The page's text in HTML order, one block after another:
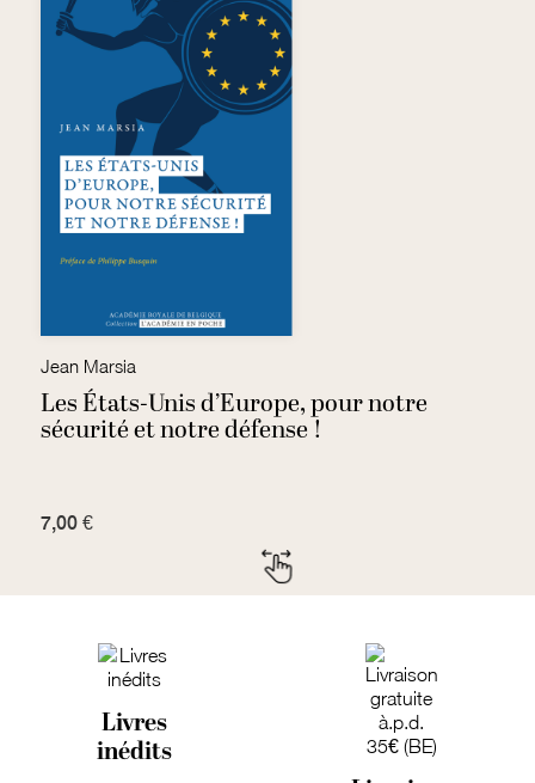
Jean Marsia
Les États-Unis d’Europe, pour notre
sécurité et notre défense !
7,00 €
Livres
inédits